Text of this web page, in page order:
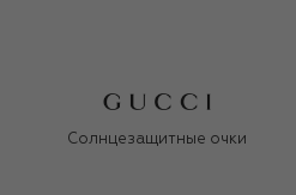
Солнцезащитные очки